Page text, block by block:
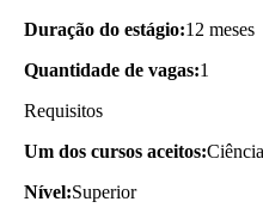
Duração do estágio:12 meses
Quantidade de vagas:1
Requisitos
Um dos cursos aceitos:
Nível:Superior